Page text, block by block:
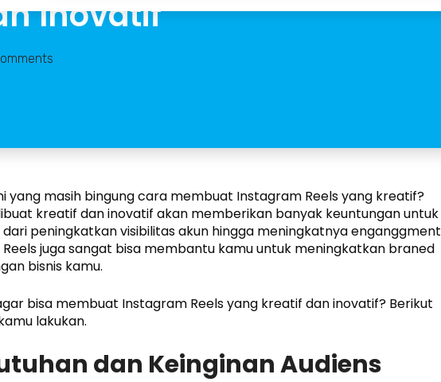
Inovatif
yang masih bingung cara membuat Instagram Reels yang kreatif?
kreatif dan inovatif akan memberikan banyak keuntungan untuk
peningkatkan visibilitas akun hingga meningkatnya enganggment
juga sangat bisa membantu kamu untuk meningkatkan braned
bisnis kamu.
bisa membuat Instagram Reels yang kreatif dan inovatif? Berikut
lakukan.
dan Keinginan Audiens